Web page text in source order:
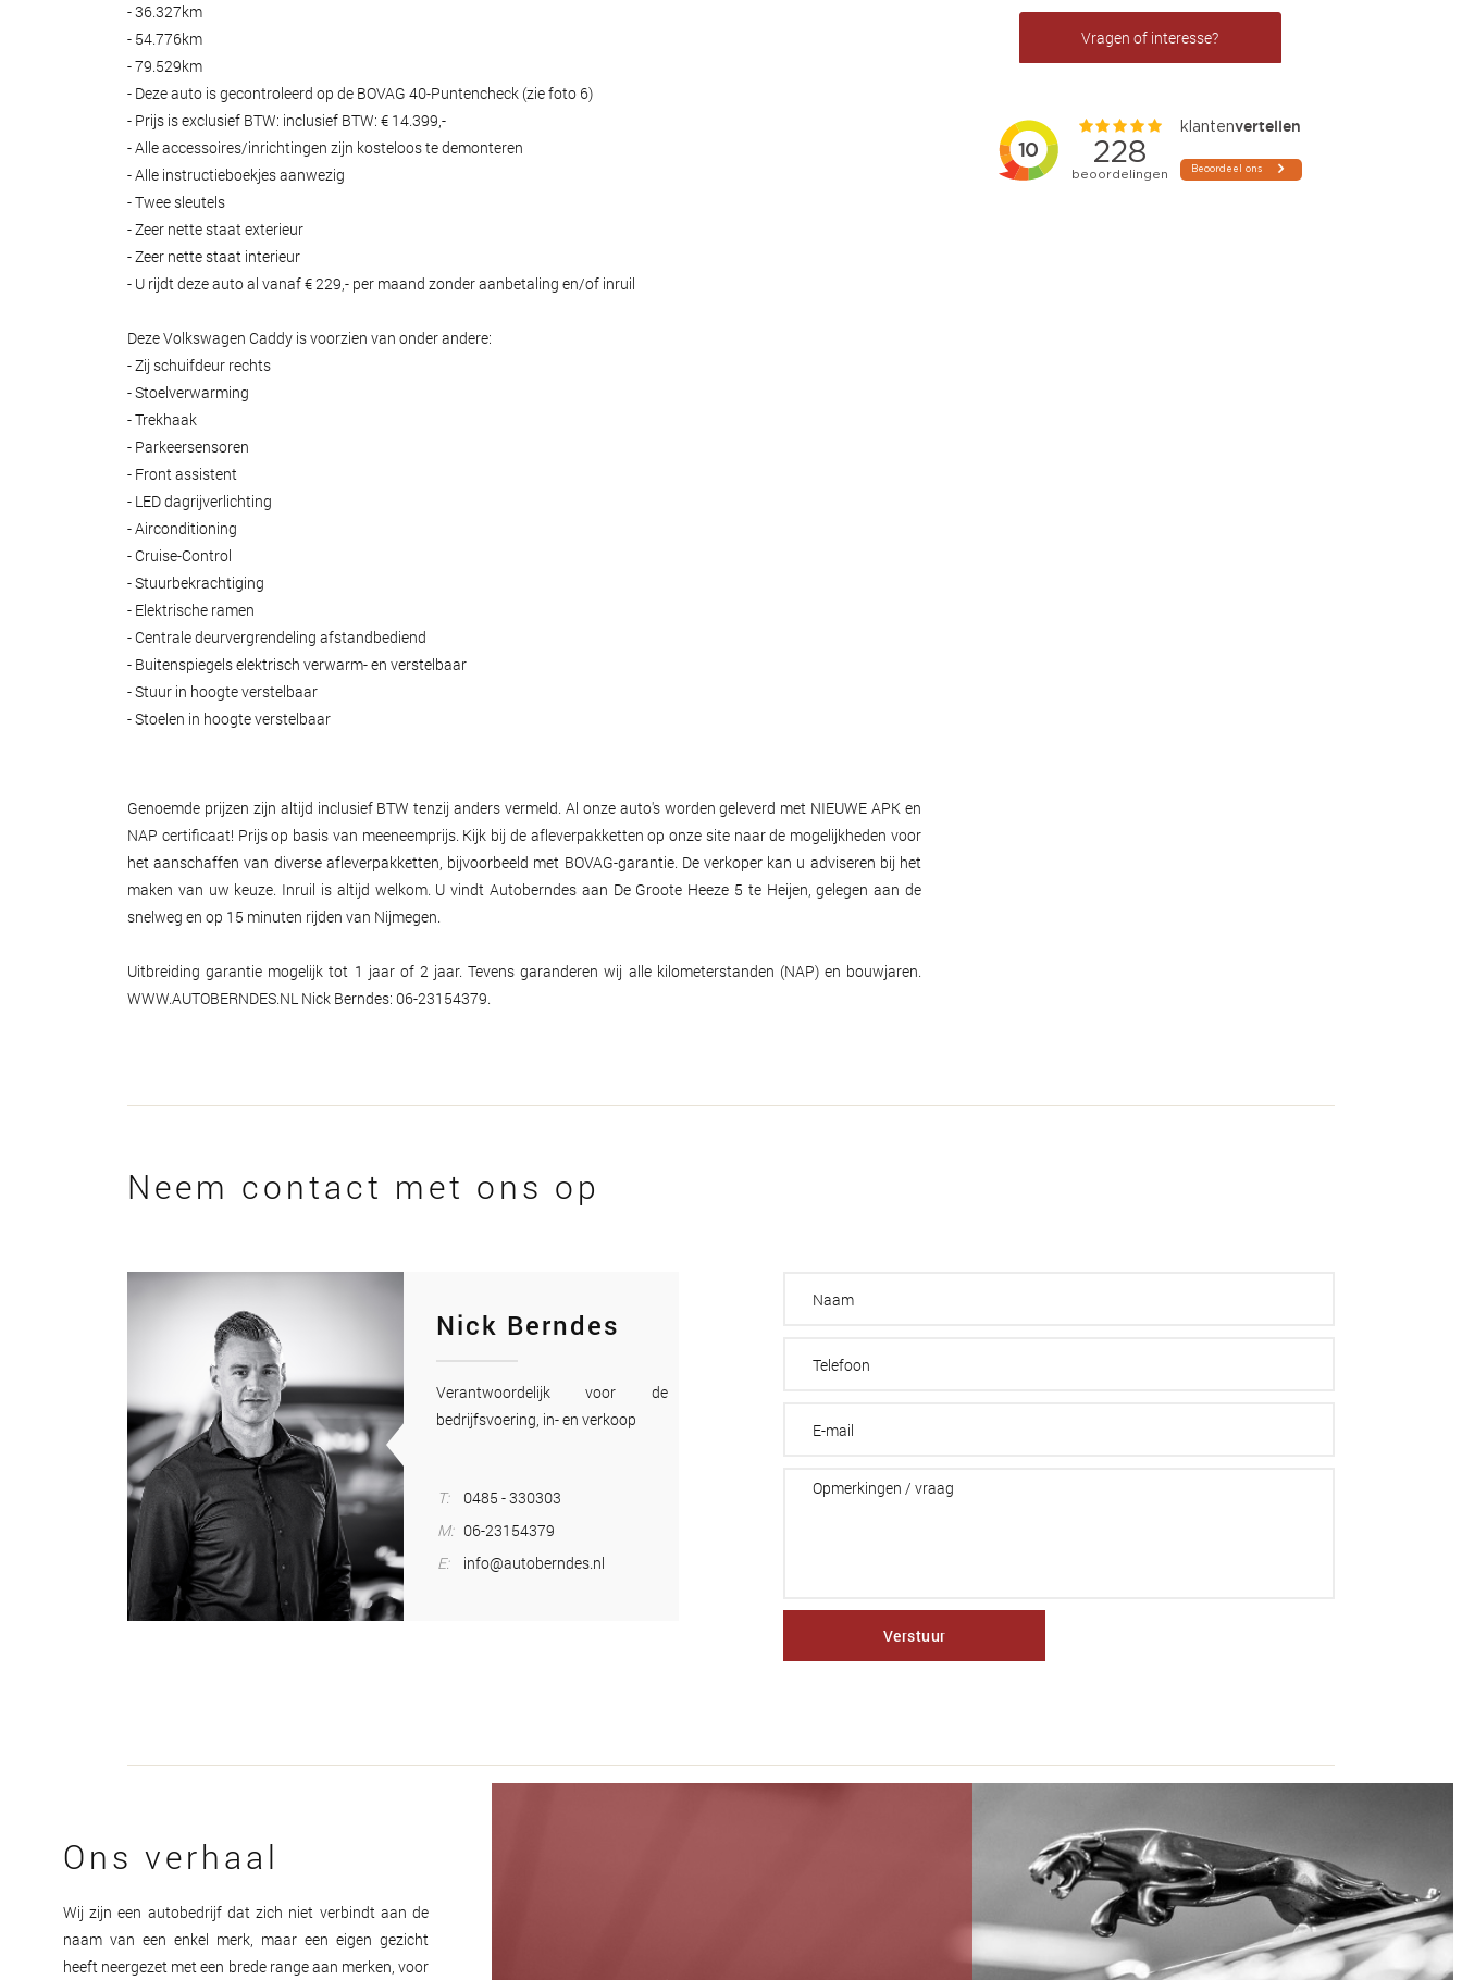
- 36.327km
- 54.776km
- 79.529km
- Deze auto is gecontroleerd op de BOVAG 40-Puntencheck (zie foto 6)
- Prijs is exclusief BTW: inclusief BTW: € 14.399,-
- Alle accessoires/inrichtingen zijn kosteloos te demonteren
- Alle instructieboekjes aanwezig
- Twee sleutels
- Zeer nette staat exterieur
- Zeer nette staat interieur
- U rijdt deze auto al vanaf € 229,- per maand zonder aanbetaling en/of inruil
Deze Volkswagen Caddy is voorzien van onder andere:
- Zij schuifdeur rechts
- Stoelverwarming
- Trekhaak
- Parkeersensoren
- Front assistent
- LED dagrijverlichting
- Airconditioning
- Cruise-Control
- Stuurbekrachtiging
- Elektrische ramen
- Centrale deurvergrendeling afstandbediend
- Buitenspiegels elektrisch verwarm- en verstelbaar
- Stuur in hoogte verstelbaar
- Stoelen in hoogte verstelbaar
Genoemde prijzen zijn altijd inclusief BTW tenzij anders vermeld. Al onze auto's worden geleverd met NIEUWE APK en
NAP certificaat! Prijs op basis van meeneemprijs. Kijk bij de afleverpakketten op onze site naar de mogelijkheden voor
het aanschaffen van diverse afleverpakketten, bijvoorbeeld met BOVAG-garantie. De verkoper kan u adviseren bij het
maken van uw keuze. Inruil is altijd welkom. U vindt Autoberndes aan De Groote Heeze 5 te Heijen, gelegen aan de
snelweg en op 15 minuten rijden van Nijmegen.
Uitbreiding garantie mogelijk tot 1 jaar of 2 jaar. Tevens garanderen wij alle kilometerstanden (NAP) en bouwjaren.
WWW.AUTOBERNDES.NL Nick Berndes: 06-23154379.
Vragen of interesse?
Neem contact met ons op
Nick Berndes
Verantwoordelijk voor de
bedrijfsvoering, in- en verkoop
T:
0485 - 330303
M: 06-23154379
E:
info@autoberndes.nl
Verstuur
Ons verhaal
Wij zijn een autobedrijf dat zich niet verbindt aan de
naam van een enkel merk, maar een eigen gezicht
heeft neergezet met een brede range aan merken, voor